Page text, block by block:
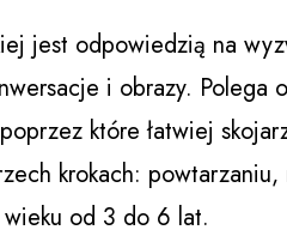
jest odpowiedzią na
i obrazy. Polega
które łatwiej
krokach:
od 3 do 6 lat.